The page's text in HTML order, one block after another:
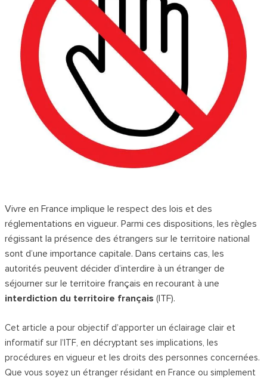
Vivre en France implique le respect des lois et des
réglementations en vigueur. Parmi ces dispositions, les règles
régissant la présence des étrangers sur le territoire national
sont d’une importance capitale. Dans certains cas, les
autorités peuvent décider d’interdire à un étranger de
séjourner sur le territoire français en recourant à une
interdiction du territoire français (ITF).
Cet article a pour objectif d’apporter un éclairage clair et
informatif sur l’ITF, en décryptant ses implications, les
procédures en vigueur et les droits des personnes concernées.
Que vous soyez un étranger résidant en France ou simplement